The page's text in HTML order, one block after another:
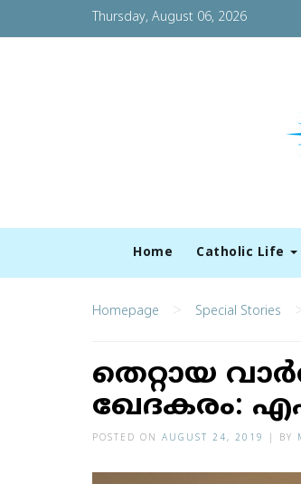
Thursday, August 06, 2026
Home Catholic Life
Homepage > Special Stories
തെ​റ്റാ​യ
ഖേ​ദ​ക​രം:
POSTED ON AUGUST 24, 2019 BY